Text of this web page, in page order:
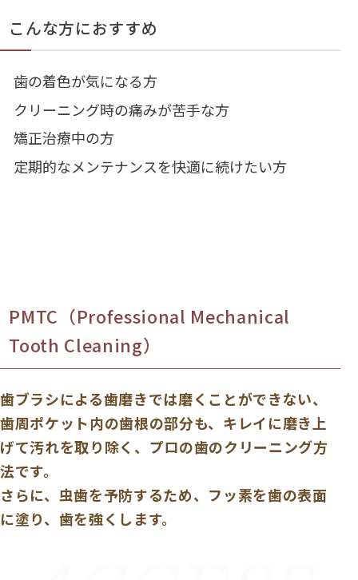
こんな方におすすめ
歯の着色が気になる方
クリーニング時の痛みが苦手な方
矯正治療中の方
定期的なメンテナンスを快適に続けたい方
PMTC（Professional Mechanical
Tooth Cleaning）
歯ブラシによる歯磨きでは磨くことができない、
歯周ポケット内の歯根の部分も、キレイに磨き上
げて汚れを取り除く、プロの歯のクリーニング方
法です。
さらに、虫歯を予防するため、フッ素を歯の表面
に塗り、歯を強くします。